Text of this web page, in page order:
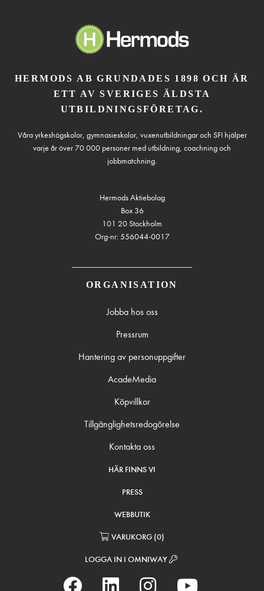
HERMODS AB GRUNDADES 1898 OCH ÄR
ETT AV SVERIGES ÄLDSTA
UTBILDNINGSFÖRETAG.
Våra yrkeshögskolor, gymnasieskolor, vuxenutbildningar och SFI hjälper
varje år över 70 000 personer med utbildning, coachning och
jobbmatchning.
Hermods Aktiebolag
Box 36
101 20 Stockholm
Org-nr: 556044-0017
ORGANISATION
Jobba hos oss
Pressrum
Hantering av personuppgifter
AcadeMedia
Köpvillkor
Tillgänglighetsredogörelse
Kontakta oss
HÄR FINNS VI
PRESS
WEBBUTIK
VARUKORG (0)
LOGGA IN I OMNIWAY